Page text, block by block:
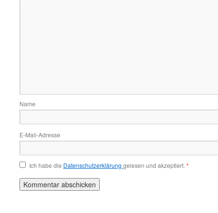
Name
E-Mail-Adresse
Ich habe die Datenschutzerklärung gelesen und akzeptiert. *